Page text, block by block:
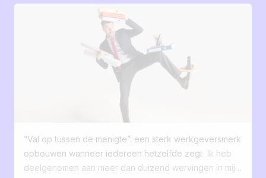
behoeften. Het ‘te-veel-spreadsheetsyndroom’: een
schijnbare, maar misleidende degelijkheid Excel is per
definitie slechts een tijdelijke oplossing voor het
beheer van uw wervingen. Microsoft Excel is
oorspronkelijk ontworpen om met cijfergegevens te
werken en informatie in tabelvorm te structureren.
Zijn/haar belangrijkste rol is: berekeningen maken
ordenen (lijsten, inventarissen, eenvoudige databases)
snel analyseren (sorteren, filteren, draaitabellen)
scenario’s modelleren (simulaties, projecties) Met
andere woorden, Excel is een hulpmiddel voor
administratieve, secundaire functie die weinig
onderscheidend is. En wat als we dit perspectief
zouden veranderen? En wat als uw toekomstige
kandidaten in werkelijkheid uw meest waardevolle
klanten waren? Degenen die uw groei, uw cultuur en
uw vermogen om te innoveren bepalen? Werving is
niet langer slechts een eenvoudig HR-proces, het is
tegenwoordig uitgegroeid tot een digitale ervaring.
een slecht verloop van de procedure. 50% zegt
teleurgesteld te zijn in hun ervaring als kandidaat. De
meeste kandidaten verwachten een vlotte,
“Val op tussen de menigte”: een sterk werkgeversmerk
opbouwen wanneer iedereen hetzelfde zegt Ik heb
deelgenomen aan meer dan duizend wervingen in mijn